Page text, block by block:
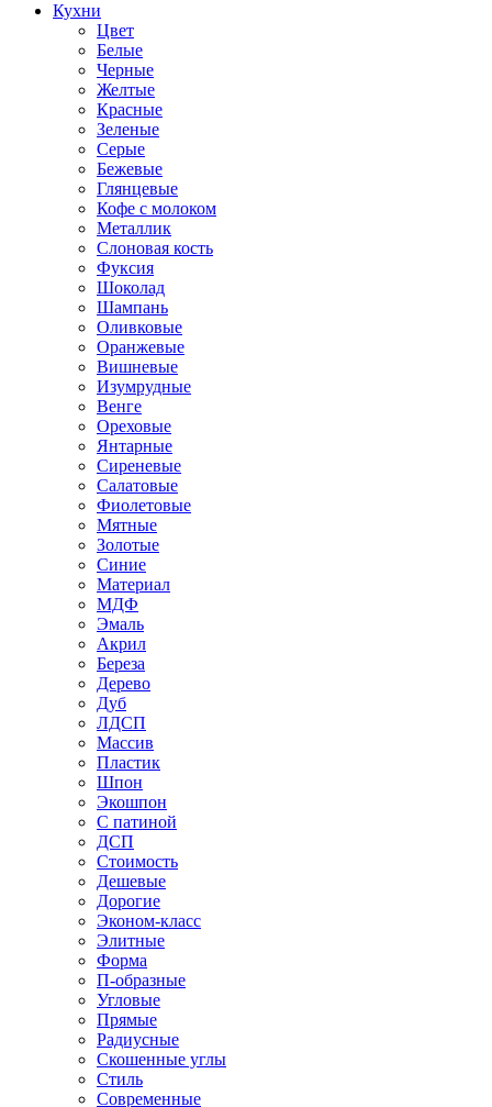
Кухни
Цвет
Белые
Черные
Желтые
Красные
Зеленые
Серые
Бежевые
Глянцевые
Кофе с молоком
Металлик
Слоновая кость
Фуксия
Шоколад
Шампань
Оливковые
Оранжевые
Вишневые
Изумрудные
Венге
Ореховые
Янтарные
Сиреневые
Салатовые
Фиолетовые
Мятные
Золотые
Синие
Материал
МДФ
Эмаль
Акрил
Береза
Дерево
Дуб
ЛДСП
Массив
Пластик
Шпон
Экошпон
С патиной
ДСП
Стоимость
Дешевые
Дорогие
Эконом-класс
Элитные
Форма
П-образные
Угловые
Прямые
Радиусные
Скошенные углы
Стиль
Современные